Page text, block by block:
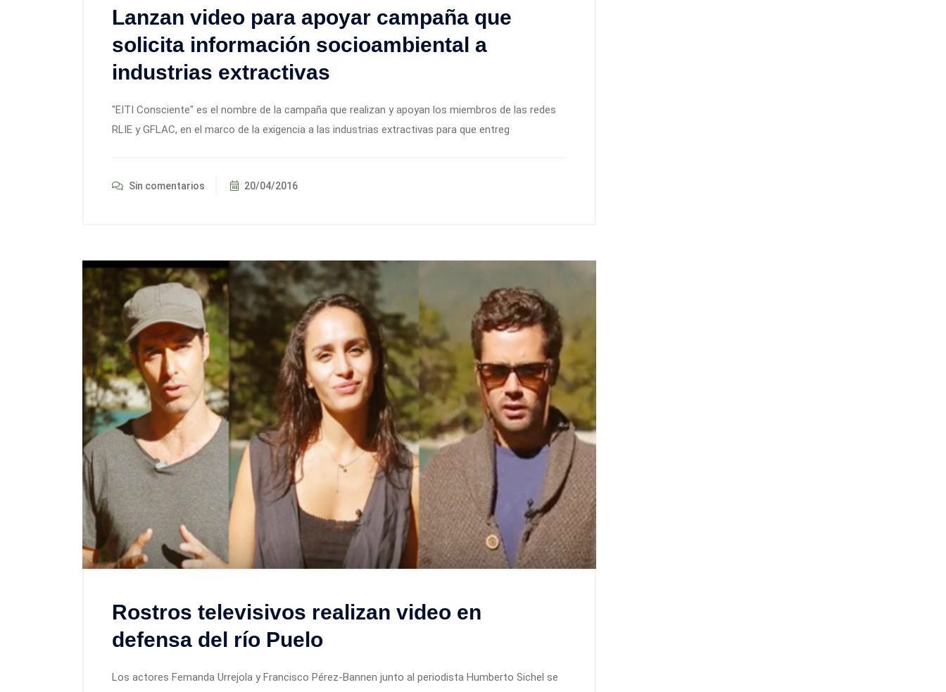
Lanzan video para apoyar campaña que
solicita información socioambiental a
industrias extractivas
"EITI Consciente" es el nombre de la campaña que realizan y apoyan los miembros de las redes
RLIE y GFLAC, en el marco de la exigencia a las industrias extractivas para que entreg
Sin comentarios 20/04/2016
Rostros televisivos realizan video en
defensa del río Puelo
Los actores Femanda Urrejola y Francisco Pérez-Bannen junto al periodista Humberto Sichel se